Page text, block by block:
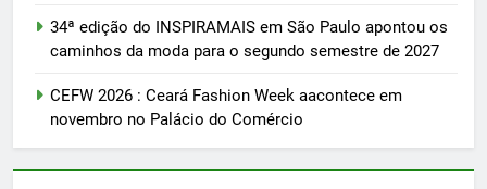
34ª edição do INSPIRAMAIS em São Paulo apontou os
caminhos da moda para o segundo semestre de 2027
CEFW 2026 : Ceará Fashion Week aacontece em
novembro no Palácio do Comércio